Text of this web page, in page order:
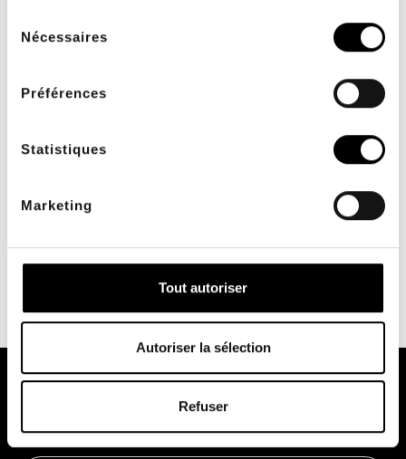
Nécessaires
Préférences
Statistiques
Marketing
Tout autoriser
Autoriser la sélection
Refuser
a su servicio de lunes a
con systempay y 3D
Síguenos